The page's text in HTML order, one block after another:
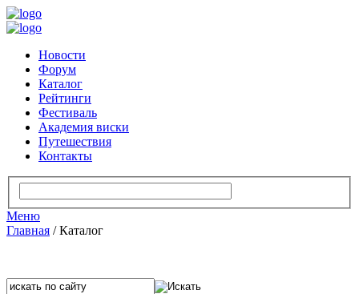
Новости
Форум
Каталог
Рейтинги
Фестиваль
Академия виски
Путешествия
Контакты
Меню
Главная /Каталог